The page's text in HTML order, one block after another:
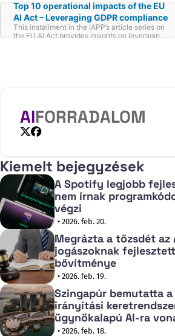
Top 10 operational impacts of the EU
AI Act – Leveraging GDPR compliance
This installment in the IAPP’s article series on
the EU AI Act provides insights on leveraging
AIFORRADALOM
Kiemelt bejegyzések
A Spotify legjobb
nem írnak
végzi
• 2026. feb. 20.
Megrázta a tőzsdét az
jogászoknak
bővítménye
• 2026. feb. 19.
Szingapúr bemutatta
irányítási
ügynökalapú AI-ra
• 2026. feb. 18.